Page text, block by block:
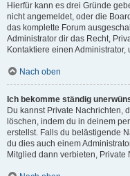
Hierfür kann es drei Gründe
nicht angemeldet, oder die
das komplette Forum
Administrator dir das Recht,
Kontaktiere einen
Nach oben
Ich bekomme ständig
Du kannst Private Nachrichten,
löschen, indem du in deinem
erstellst. Falls du belästigende
du dies auch einem
Mitglied dann verbieten,